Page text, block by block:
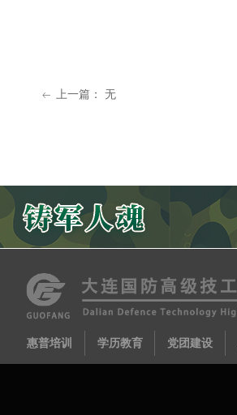
ꂃ 上一篇： 无
惠普培训 学历教育 党团建设